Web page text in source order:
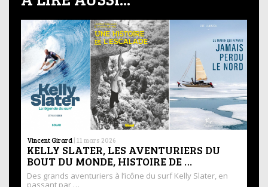
Vincent Girard | 11 mars 2026
KELLY SLATER, LES AVENTURIERS DU
BOUT DU MONDE, HISTOIRE DE …
Des grands aventuriers à l’icône du surf Kelly Slater, en
passant par …